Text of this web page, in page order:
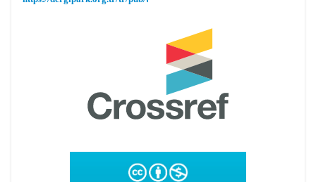
https://dergipark.org.tr/tr/pub/teke
TR DIZIN 2020 Etik Kriterleri kapsamında,